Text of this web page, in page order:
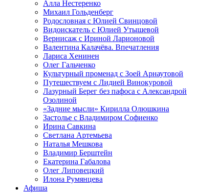
Алла Нестеренко
Михаил Гольденберг
Родословная с Юлией Свинцовой
Видоискатель с Юлией Утышевой
Вернисаж с Ириной Ларионовой
Валентина Калачёва. Впечатления
Лариса Хенинен
Олег Гальченко
Культурный променад с Зоей Арнаутовой
Путешествуем с Лидией Винокуровой
Лазурный Берег без пафоса с Александрой
Озолиной
«Задние мысли» Кирилла Олюшкина
Застолье с Владимиром Софиенко
Ирина Савкина
Светлана Артемьева
Наталья Мешкова
Владимир Берштейн
Екатерина Габалова
Олег Липовецкий
Илона Румянцева
Афиша